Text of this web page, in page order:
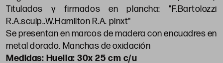
Titulados y firmados en plancha: "F.Bartolozzi
R.A.sculp..W.Hamilton R.A. pinxt"
Se presentan en marcos de madera con encuadres en
metal dorado. Manchas de oxidación
Huella: 30x 25 cm c/u